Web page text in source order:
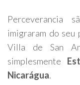
Perceverancia
imigraram do seu
Villa de San
simplesmente
Nicarágua.